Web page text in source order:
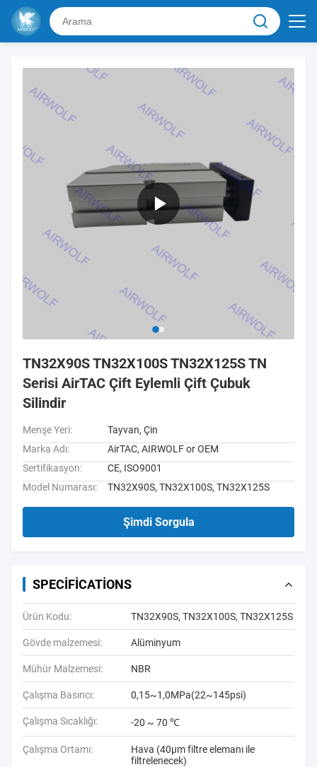
TN32X90S TN32X100S TN32X125S TN
Serisi AirTAC Çift Eylemli Çift Çubuk
Silindir
Menşe Yeri:
Tayvan, Çin
Marka Adı:
AirTAC, AIRWOLF or OEM
Sertifikasyon:
CE, ISO9001
Model Numarası:
TN32X90S, TN32X100S, TN32X125S
Şimdi Sorgula
SPECIFICATIONS
Ürün Kodu: TN32X90S, TN32X100S, TN32X125S
Gövde malzemesi: Alüminyum
Mühür Malzemesi: NBR
Çalışma Basıncı: 0,15~1,0MPa(22~145psi)
Çalışma Sıcaklığı: -20 ~ 70 ℃
Çalışma Ortamı:
Hava (40μm filtre elemanı ile
filtrelenecek)